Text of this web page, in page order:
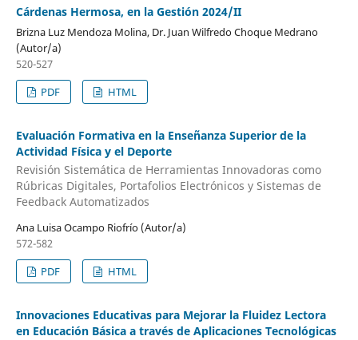
Cárdenas Hermosa, en la Gestión 2024/II
Brizna Luz Mendoza Molina, Dr. Juan Wilfredo Choque Medrano
(Autor/a)
520-527
PDF
HTML
Evaluación Formativa en la Enseñanza Superior de la
Actividad Física y el Deporte
Revisión Sistemática de Herramientas Innovadoras como
Rúbricas Digitales, Portafolios Electrónicos y Sistemas de
Feedback Automatizados
Ana Luisa Ocampo Riofrío (Autor/a)
572-582
PDF
HTML
Innovaciones Educativas para Mejorar la Fluidez Lectora
en Educación Básica a través de Aplicaciones Tecnológicas